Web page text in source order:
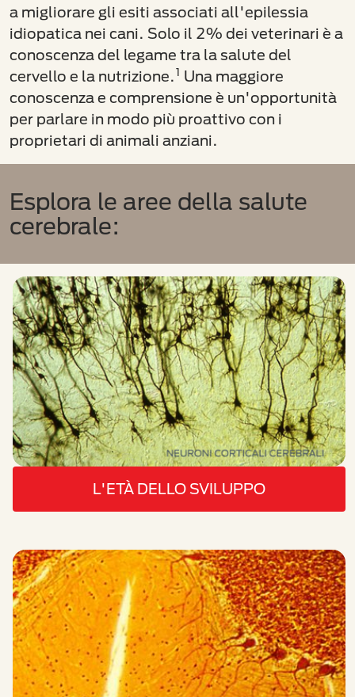
a migliorare gli esiti associati all'epilessia
idiopatica nei cani. Solo il 2% dei veterinari è a
conoscenza del legame tra la salute del
cervello e la nutrizione.1 Una maggiore
conoscenza e comprensione è un'opportunità
per parlare in modo più proattivo con i
proprietari di animali anziani.
Esplora le aree della salute
cerebrale:
L'ETÀ DELLO SVILUPPO